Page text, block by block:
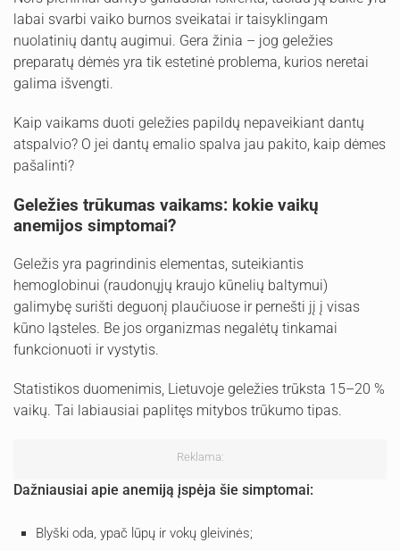
labai svarbi vaiko burnos sveikatai ir taisyklingam
nuolatinių dantų augimui. Gera žinia – jog geležies
preparatų dėmės yra tik estetinė problema, kurios neretai
galima išvengti.
Kaip vaikams duoti geležies papildų nepaveikiant dantų
atspalvio? O jei dantų emalio spalva jau pakito, kaip dėmes
pašalinti?
Geležies trūkumas vaikams: kokie vaikų
anemijos simptomai?
Geležis yra pagrindinis elementas, suteikiantis
hemoglobinui (raudonųjų kraujo kūnelių baltymui)
galimybę surišti deguonį plaučiuose ir pernešti jį į visas
kūno ląsteles. Be jos organizmas negalėtų tinkamai
funkcionuoti ir vystytis.
Statistikos duomenimis, Lietuvoje geležies trūksta 15–20 %
vaikų. Tai labiausiai paplitęs mitybos trūkumo tipas.
Reklama:
Dažniausiai apie anemiją įspėja šie simptomai:
Blyški oda, ypač lūpų ir vokų gleivinės;